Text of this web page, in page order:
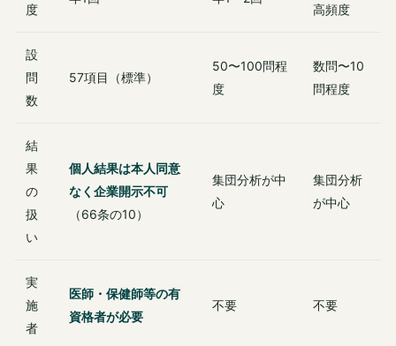
度 高頻度
設
問
数
57項目（標準）
50〜100問程
度
数問〜10
問程度
結
果
の
扱
い
個人結果は本人同意
なく企業開示不可
（66条の10）
集団分析が中
心
集団分析
が中心
実
施
者
医師・保健師等の有
資格者が必要
不要 不要